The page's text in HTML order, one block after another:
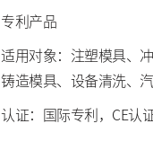
专利产品
适用对象：注塑模具、
铸造模具、设备清洗、
认证：国际专利，CE认